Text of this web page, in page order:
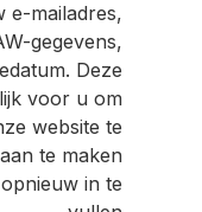
e-mailadres,
gegevens,
Deze
voor u om
website te
te maken
in te